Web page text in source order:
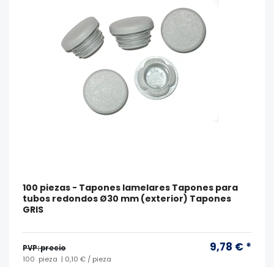
100 piezas - Tapones lamelares Tapones para
tubos redondos Ø30 mm (exterior) Tapones
GRIS
PVP: precio 9,78 € *
100 pieza | 0,10 € / pieza